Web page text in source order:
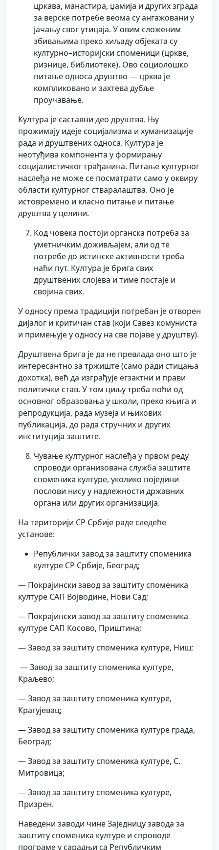
цркава, манастира, џамија и других зграда
за верске потребе веома су ангажовани у
јачању свог утицаја. У овим сложеним
збивањима преко хиљаду објеката су
културно–историјски споменици (цркве,
ризнице, библиотеке). Ово социолошко
питање односа друштво — црква је
компликовано и захтева дубље
проучавање.
Култура је саставни део друштва. Њу
прожимају идеје социјализма и хуманизације
рада и друштвених односа. Култура је
неотуђива компонента у формирању
социјалистичког грађанина. Питање културног
наслеђа не може се посматрати само у оквиру
области културног стваралаштва. Оно је
истовремено и класно питање и питање
друштва у целини.
Код човека постоји органска потреба за
уметничким доживљајем, али од те
потребе до истинске активности треба
наћи пут. Култура је брига свих
друштвених слојева и тиме постаје и
својина свих.
У односу према традицији потребан је отворен
дијалог и критичан став (који Савез комуниста
и примењује у односу на све појаве у друштву).
Друштвена брига је да не превлада оно што је
интересантно за тржиште (само ради стицања
дохотка), већ да изграђује егзактни и прави
политички став. У том циљу треба поћи од
основног образовања у школи, преко књига и
репродукција, рада музеја и њихових
публикација, до рада стручних и других
институција заштите.
Чување културног наслеђа у првом реду
спроводи организована служба заштите
споменика културе, уколико поједини
послови нису у надлежности државних
органа или других организација.
На територији СР Србије раде следеће
установе:
Републички завод за заштиту споменика
културе СР Србије, Београд;
— Покрајински завод за заштиту споменика
културе САП Војводине, Нови Сад;
— Покрајински завод за заштиту споменика
културе САП Косово, Приштина;
— Завод за заштиту споменика културе, Ниш;
— Завод за заштиту споменика културе,
Краљево;
— Завод за заштиту споменика културе,
Крагујевац;
— Завод за заштиту споменика културе града,
Београд;
— Завод за заштиту споменика културе, С.
Митровица;
— Завод за заштиту споменика културе,
Призрен.
Наведени заводи чине Заједницу завода за
заштиту споменика културе и спроводе
програме у сарадњи са Републичким